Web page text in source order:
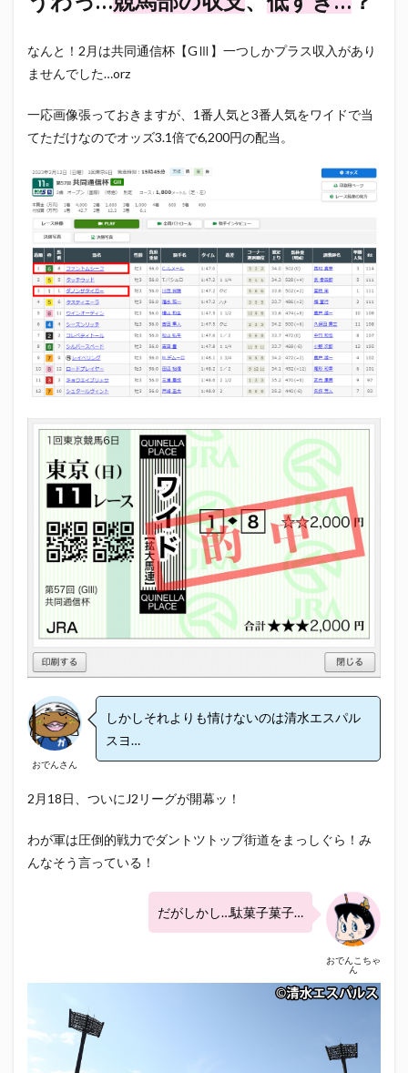
なんと！2月は共同通信杯【GⅢ】一つしかプラス収入があり
ませんでした…orz
一応画像張っておきますが、1番人気と3番人気をワイドで当
てただけなのでオッズ3.1倍で6,200円の配当。
おでんさん
しかしそれよりも情けないのは清水エスパル
スヨ…
2月18日、ついにJ2リーグが開幕ッ！
わが軍は圧倒的戦力でダントツトップ街道をまっしぐら！み
んなそう言っている！
おでんこちゃ
ん
だがしかし…駄菓子菓子…
静岡おでん
静岡おでん祭
静岡お茶コーラ
静岡のお酒とおでんを愛でる会
静岡万調ラーメン
静岡新聞
静岡高校
静岡麦酒
駒越食品
鹿島アントラーズ
検索